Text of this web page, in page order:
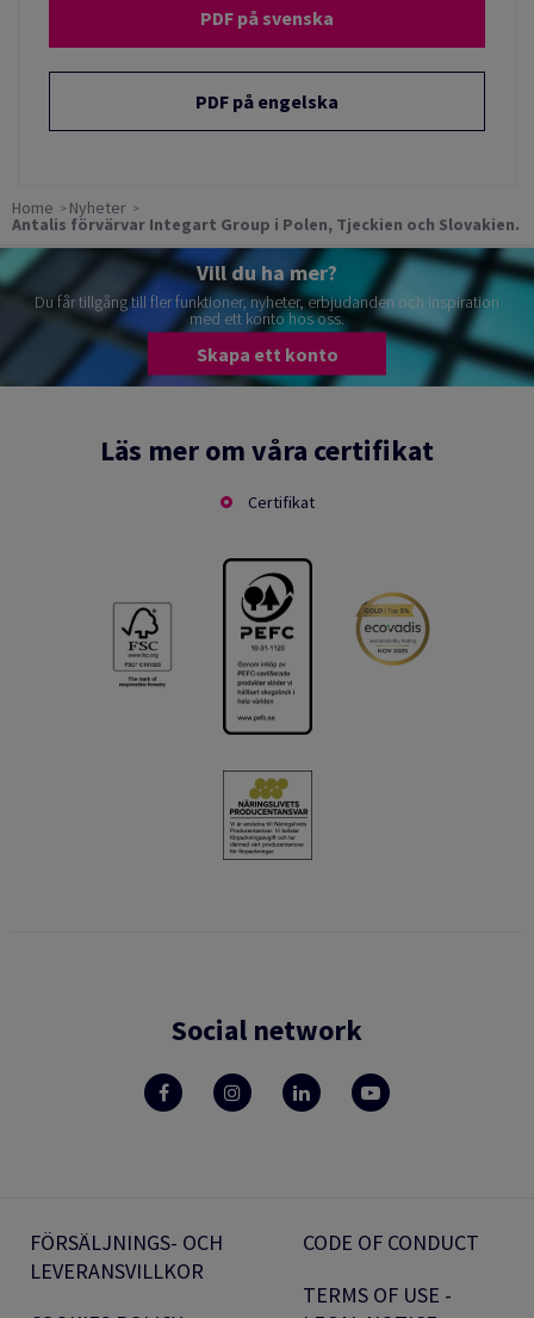
PDF på svenska
PDF på engelska
Home Nyheter
Antalis förvärvar Integart Group i Polen, Tjeckien och Slovakien.
Vill du ha mer?
Du får tillgång till fler funktioner, nyheter, erbjudanden och inspiration
med ett konto hos oss.
Skapa ett konto
Läs mer om våra certifikat
Certifikat
Social network
FÖRSÄLJNINGS- OCH
LEVERANSVILLKOR
CODE OF CONDUCT
TERMS OF USE -